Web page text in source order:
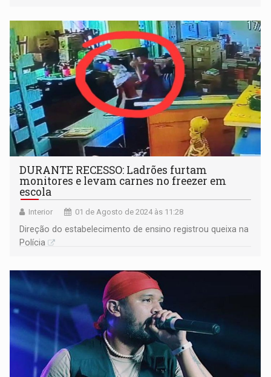
DURANTE RECESSO: Ladrões furtam
monitores e levam carnes no freezer em
escola
Interior 01 de Agosto de 2024 às 11:28
Direção do estabelecimento de ensino registrou queixa na
Polícia